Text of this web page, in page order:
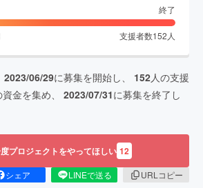
終了
支援者数152 人
2023/06/29に募集を開始し、 152人の支援
金を集め、 2023/07/31に募集を終了し
プロジェクトをやってほしい 12
シェア LINEで送る
URLコピー